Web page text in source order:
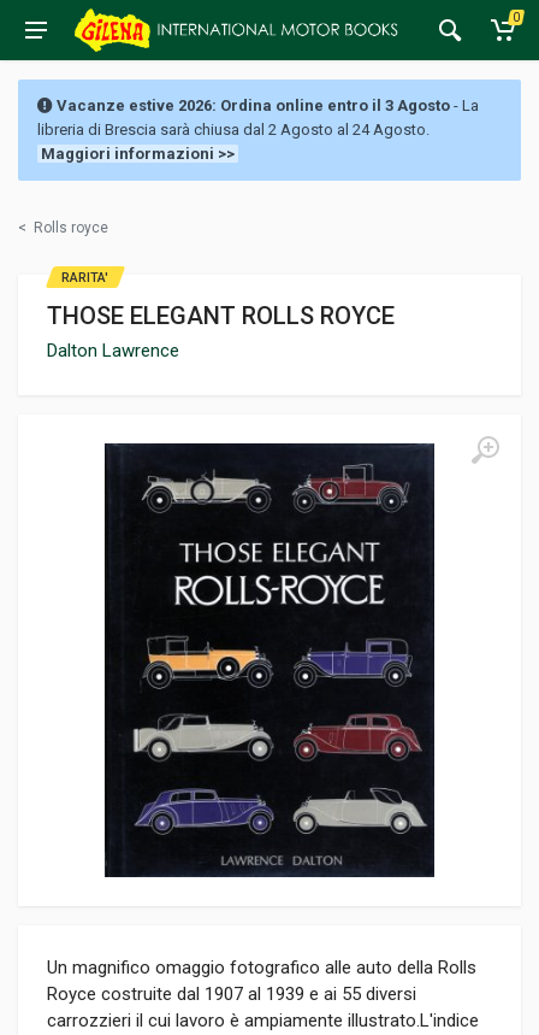
0
Vacanze estive 2026: Ordina online entro il 3 Agosto - La
libreria di Brescia sarà chiusa dal 2 Agosto al 24 Agosto.
Maggiori informazioni >>
< Rolls royce
THOSE ELEGANT ROLLS ROYCE
Dalton Lawrence
Un magnifico omaggio fotografico alle auto della Rolls
Royce costruite dal 1907 al 1939 e ai 55 diversi
carrozzieri il cui lavoro è ampiamente illustrato.L'indice
RARITA'